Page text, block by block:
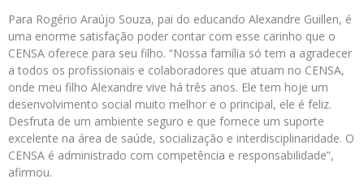
Para Rogério Araújo Souza, pai do educando Alexandre Guillen, é
uma enorme satisfação poder contar com esse carinho que o
CENSA oferece para seu filho. “Nossa família só tem a agradecer
a todos os profissionais e colaboradores que atuam no CENSA,
onde meu filho Alexandre vive há três anos. Ele tem hoje um
desenvolvimento social muito melhor e o principal, ele é feliz.
Desfruta de um ambiente seguro e que fornece um suporte
excelente na área de saúde, socialização e interdisciplinaridade. O
CENSA é administrado com competência e responsabilidade”,
afirmou.